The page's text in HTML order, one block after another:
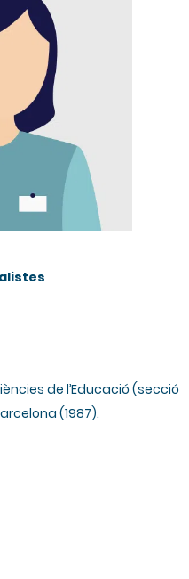
de l’Educació (secció
(1987).